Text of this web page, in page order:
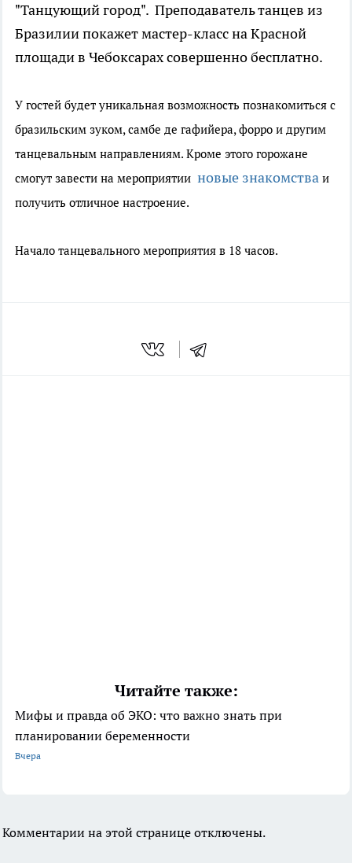
"Танцующий город". Преподаватель танцев из
Бразилии покажет мастер-класс на Красной
площади в Чебоксарах совершенно бесплатно.
У гостей будет уникальная возможность познакомиться с
бразильским зуком, самбе де гафийера, форро и другим
танцевальным направлениям. Кроме этого горожане
смогут завести на мероприятии новые знакомства и
получить отличное настроение.
Начало танцевального мероприятия в 18 часов.
Читайте также:
Мифы и правда об ЭКО: что важно знать при
планировании беременности
Вчера
Комментарии на этой странице отключены.